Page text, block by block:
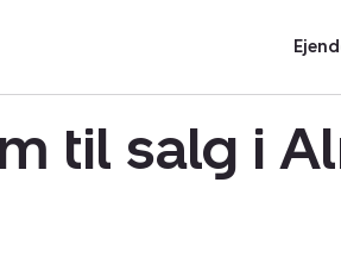
til salg i